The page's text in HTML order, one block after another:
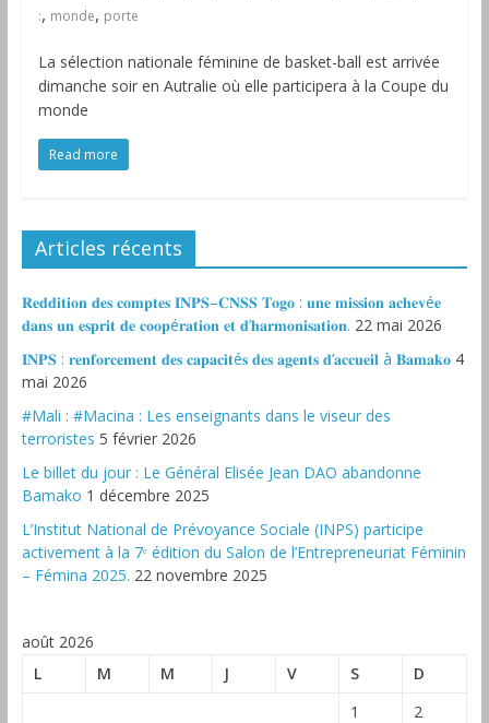
:, monde, porte
La sélection nationale féminine de basket-ball est arrivée
dimanche soir en Autralie où elle participera à la Coupe du
monde
Read more
Articles récents
𝐑𝐞𝐝𝐝𝐢𝐭𝐢𝐨𝐧 𝐝𝐞𝐬 𝐜𝐨𝐦𝐩𝐭𝐞𝐬 𝐈𝐍𝐏𝐒–𝐂𝐍𝐒𝐒 𝐓𝐨𝐠𝐨 : 𝐮𝐧𝐞 𝐦𝐢𝐬𝐬𝐢𝐨𝐧 𝐚𝐜𝐡𝐞𝐯é𝐞
𝐝𝐚𝐧𝐬 𝐮𝐧 𝐞𝐬𝐩𝐫𝐢𝐭 𝐝𝐞 𝐜𝐨𝐨𝐩é𝐫𝐚𝐭𝐢𝐨𝐧 𝐞𝐭 𝐝’𝐡𝐚𝐫𝐦𝐨𝐧𝐢𝐬𝐚𝐭𝐢𝐨𝐧. 22 mai 2026
𝐈𝐍𝐏𝐒 : 𝐫𝐞𝐧𝐟𝐨𝐫𝐜𝐞𝐦𝐞𝐧𝐭 𝐝𝐞𝐬 𝐜𝐚𝐩𝐚𝐜𝐢𝐭é𝐬 𝐝𝐞𝐬 𝐚𝐠𝐞𝐧𝐭𝐬 𝐝’𝐚𝐜𝐜𝐮𝐞𝐢𝐥 à 𝐁𝐚𝐦𝐚𝐤𝐨 4
mai 2026
#Mali : #Macina : Les enseignants dans le viseur des
terroristes 5 février 2026
‎Le billet du jour : Le Général Elisée Jean DAO abandonne
Bamako 1 décembre 2025
L’Institut National de Prévoyance Sociale (INPS) participe
activement à la 7ᵉ édition du Salon de l’Entrepreneuriat Féminin
– Fémina 2025. 22 novembre 2025
août 2026
L
M M J V S D
1
2